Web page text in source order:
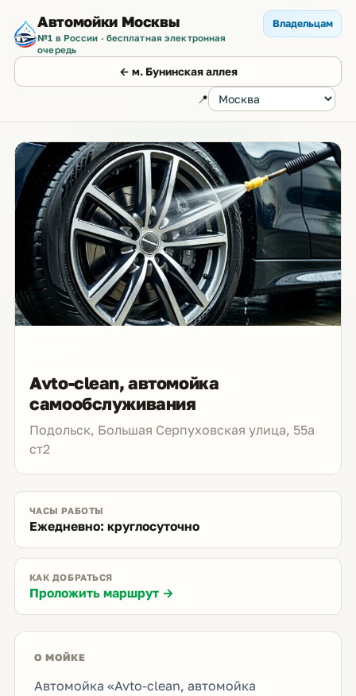
Автомойки Москвы
№1 в России · бесплатная электронная
очередь
← м. Бунинская аллея
📍
Владельцам
Avto-сlean, автомойка
самообслуживания
Подольск, Большая Серпуховская улица, 55а
ст2
ЧАСЫ РАБОТЫ
Ежедневно: круглосуточно
КАК ДОБРАТЬСЯ
Проложить маршрут →
О МОЙКЕ
Автомойка «Avto-сlean, автомойка